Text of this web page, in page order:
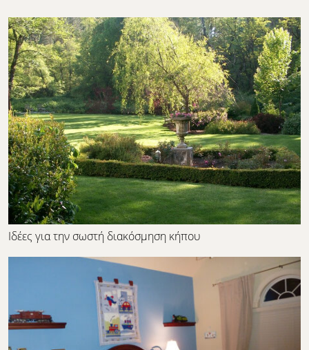
Ιδέες για την σωστή διακόσμηση κήπου